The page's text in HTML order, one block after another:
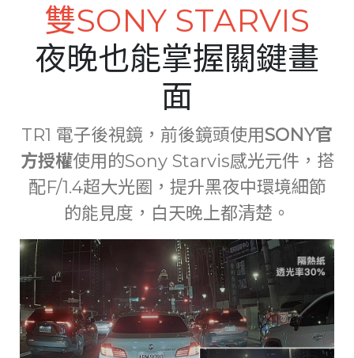
雙SONY STARVIS
夜晚也能掌握關鍵畫
面
TR1 電子後視鏡，前後鏡頭使用SONY官
方授權使用的Sony Starvis感光元件，搭
配F/1.4超大光圈，提升黑夜中環境細節
的能見度，白天晚上都清楚。